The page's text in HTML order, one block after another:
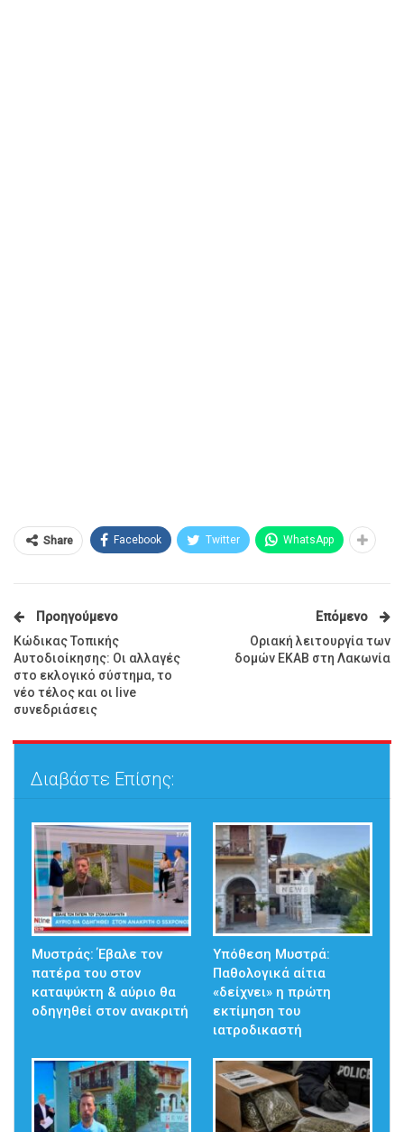
Share Facebook Twitter WhatsApp
Προηγούμενο
Κώδικας Τοπικής
Αυτοδιοίκησης: Οι αλλαγές
στο εκλογικό σύστημα, το
νέο τέλος και οι live
συνεδριάσεις
Επόμενο
Οριακή λειτουργία των
δομών ΕΚΑΒ στη Λακωνία
Διαβάστε Επίσης:
Μυστράς: Έβαλε τον
πατέρα του στον
καταψύκτη & αύριο θα
οδηγηθεί στον ανακριτή
Υπόθεση Μυστρά:
Παθολογικά αίτια
«δείχνει» η πρώτη
εκτίμηση του
ιατροδικαστή